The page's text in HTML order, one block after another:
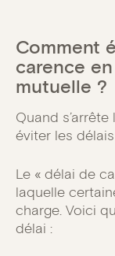
Comment
carence
mutuelle ?
Quand
éviter les
Le « délai de
laquelle
charge. Voici
délai :